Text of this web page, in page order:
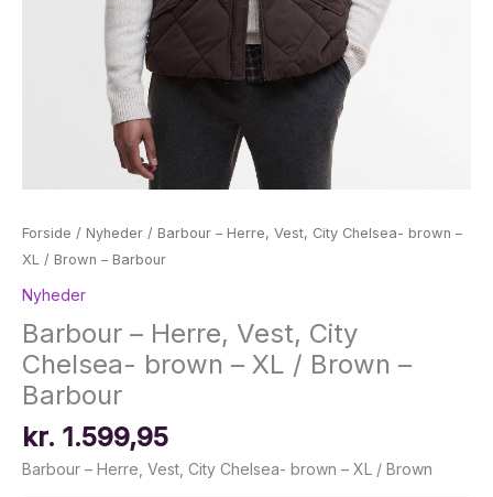
Forside / Nyheder / Barbour – Herre, Vest, City Chelsea- brown –
XL / Brown – Barbour
Nyheder
Barbour – Herre, Vest, City
Chelsea- brown – XL / Brown –
Barbour
kr. 1.599,95
Barbour – Herre, Vest, City Chelsea- brown – XL / Brown